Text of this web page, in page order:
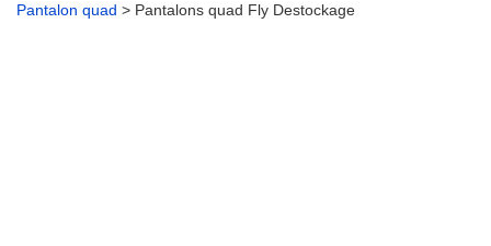
Pantalon quad > Pantalons quad Fly Destockage